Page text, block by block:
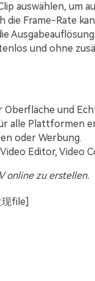
auswählen, um
die Frame-Rate
und ohne
und
alle Plattformen
oder Werbung.
Editor, Video
online zu erstellen.
现file]